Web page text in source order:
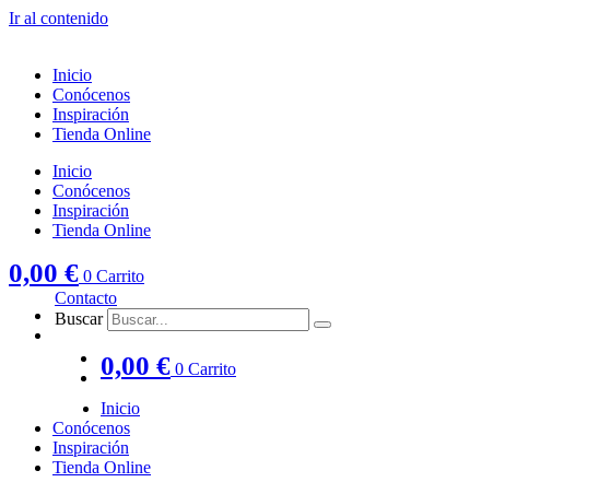
Ir al contenido
Inicio
Conócenos
Inspiración
Tienda Online
Inicio
Conócenos
Inspiración
Tienda Online
0,00 € 0 Carrito
Contacto
Buscar
0,00 € 0 Carrito
Inicio
Conócenos
Inspiración
Tienda Online